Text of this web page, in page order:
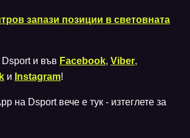
запази позиции в световната
и във Facebook, Viber,
и Instagram!
на Dsport вече е тук - изтеглете за